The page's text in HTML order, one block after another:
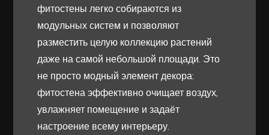
фитостены легко собираются из
модульных систем и позволяют
разместить целую коллекцию растений
даже на самой небольшой площади. Это
не просто модный элемент декора:
фитостена эффективно очищает воздух,
увлажняет помещение и задаёт
настроение всему интерьеру.